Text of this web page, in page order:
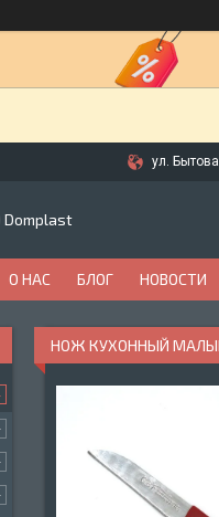
ул.
О НАС БЛОГ НОВОСТИ
НОЖ КУХОННЫЙ